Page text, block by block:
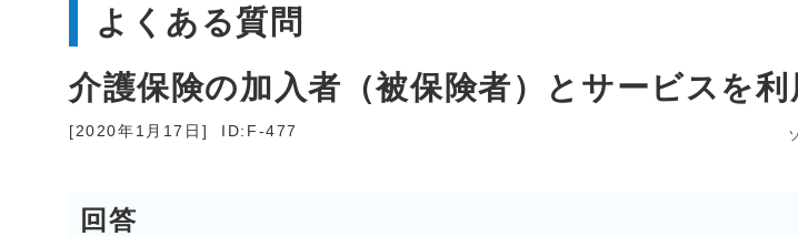
よくある質問
介護保険の加入者（被保険者）とサービスを
[2020年1月17日] ID:F-477
回答